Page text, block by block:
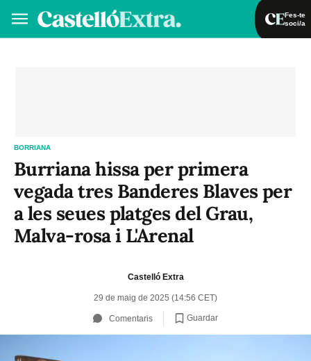
Fes-te
soci/a
BORRIANA
Burriana hissa per primera
vegada tres Banderes Blaves per
a les seues platges del Grau,
Malva-rosa i L'Arenal
Castelló Extra
29 de maig de 2025 (14:56 CET)
Comentaris Guardar